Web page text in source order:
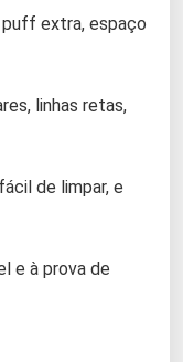
puff extra, espaço
linhas retas,
de limpar, e
e à prova de